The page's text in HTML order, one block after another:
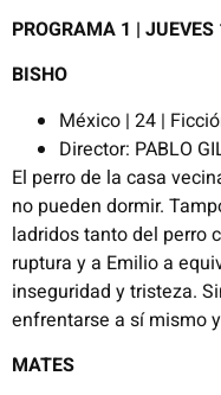
PROGRAMA 1 |
BISHO
México | 24 |
Director: PABLO
El perro de la casa
no pueden dormir.
ladridos tanto del perro
ruptura y a Emilio a
inseguridad y tristeza.
enfrentarse a sí mismo
MATES